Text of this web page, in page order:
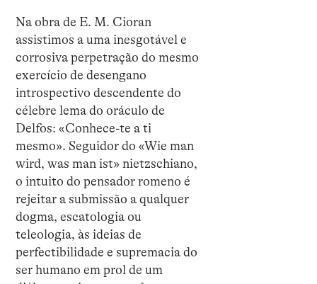
Na obra de E. M. Cioran
assistimos a uma inesgotável e
corrosiva perpetração do mesmo
exercício de desengano
introspectivo descendente do
célebre lema do oráculo de
Delfos: «Conhece-te a ti
mesmo». Seguidor do «Wie man
wird, was man ist» nietzschiano,
o intuito do pensador romeno é
rejeitar a submissão a qualquer
dogma, escatologia ou
teleologia, às ideias de
perfectibilidade e supremacia do
ser humano em prol de um